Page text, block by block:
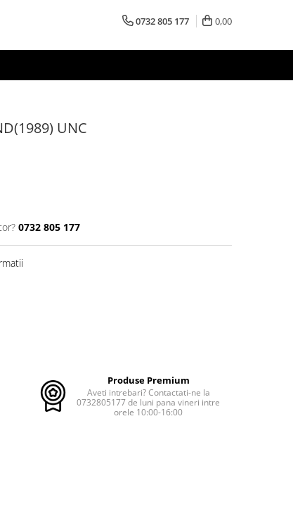
0732 805 177 0,00
UNC
0732 805 177
Produse Premium
Aveti intrebari? Contactati-ne la
0732805177 de luni pana vineri intre
orele 10:00-16:00